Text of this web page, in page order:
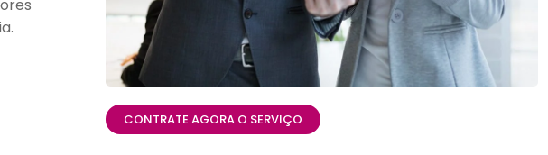
CONTRATE AGORA O SERVIÇO